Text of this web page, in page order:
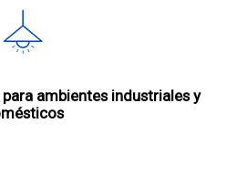
ambientes industriales y